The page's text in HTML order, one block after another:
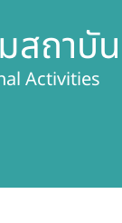
สถาบัน
Activities